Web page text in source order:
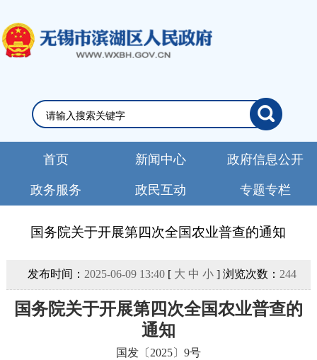
首页 新闻中心 政府信息公开
政务服务 政民互动 专题专栏
国务院关于开展第四次全国农业普查的通知
发布时间： 2025-06-09 13:40[ 大 中 小] 浏览次数： 244
国务院关于开展第四次全国农业普查的
通知
国发〔2025〕9号